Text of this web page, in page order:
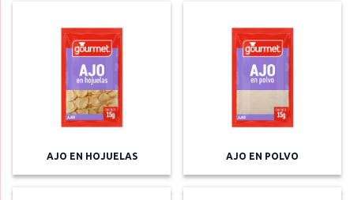
AJO EN HOJUELAS AJO EN POLVO